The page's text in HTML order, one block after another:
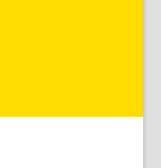
Новгород